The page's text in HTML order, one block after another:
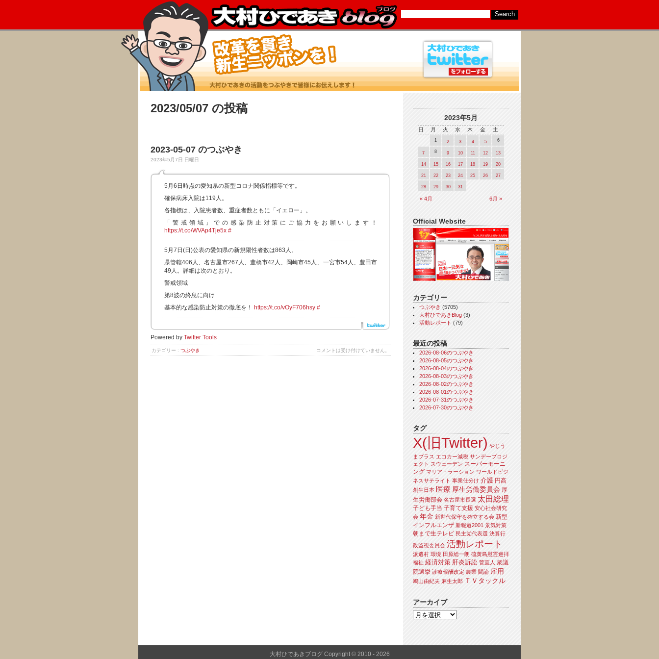
2023/05/07 の投稿
2023-05-07 のつぶやき
2023年5月7日 日曜日
5月6日時点の愛知県の新型コロナ関係指標等です。
確保病床入院は119人。
各指標は、入院患者数、重症者数ともに「イエロー」。
「警戒領域」での感染防止対策にご協力をお願いします！
https://t.co/WVAp4Tje5x #
5月7日(日)公表の愛知県の新規陽性者数は863人。
県管轄406人、名古屋市267人、豊橋市42人、岡崎市45人、一宮市54人、豊田市
49人。詳細は次のとおり。
警戒領域
第8波の終息に向け
基本的な感染防止対策の徹底を！
https://t.co/vOyF706hsy #
Powered by Twitter Tools
カテゴリー : つぶやき コメントは受け付けていません。
2023年5月
日 月 火 水 木 金 土
« 4月 6月 »
1 2 3 4 5 6
7 8 9 10 11 12 13
14 15 16 17 18 19 20
21 22 23 24 25 26 27
28 29 30 31
Official Website
カテゴリー
つぶやき (5705)
大村ひであきBlog (3)
活動レポート (79)
最近の投稿
2026-08-06のつぶやき
2026-08-05のつぶやき
2026-08-04のつぶやき
2026-08-03のつぶやき
2026-08-02のつぶやき
2026-08-01のつぶやき
2026-07-31のつぶやき
2026-07-30のつぶやき
タグ
X(旧Twitter) やじう
まプラス エコカー減税 サンデープロジ
ェクト スウェーデン スーパーモーニ
ング マリア・ラーション ワールドビジ
ネスサテライト 事業仕分け 介護 円高
創生日本 医療 厚生労働委員会 厚
生労働部会 名古屋市長選 太田総理
子ども手当 子育て支援 安心社会研究
会 年金 新世代保守を確立する会 新型
インフルエンザ 新報道2001 景気対策
朝まで生テレビ 民主党代表選 決算行
政監視委員会 活動レポート
派遣村 環境 田原総一朗 硫黄島慰霊巡拝
福祉 経済対策 肝炎訴訟 菅直人 衆議
院選挙 診療報酬改定 農業 闘論 雇用
鳩山由紀夫 麻生太郎 ＴＶタックル
アーカイブ
大村ひであきブログ Copyright © 2010 - 2026